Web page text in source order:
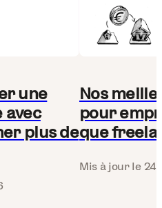
une
avec
plus de
Nos
pour
que
Mis à jourle 24